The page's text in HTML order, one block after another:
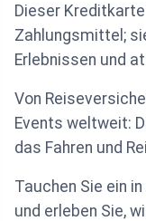
Dieser
Zahlungsmittel;
Erlebnissen und
Von
Events weltweit:
das Fahren und
Tauchen Sie ein
und erleben Sie,